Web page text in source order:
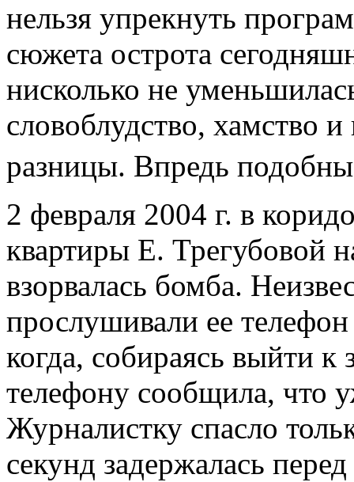
нельзя упрекнуть
сюжета острота
нисколько не
словоблудство, хамство
разницы. Впредь
2 февраля 2004 г. в
квартиры Е. Трегубовой
взорвалась бомба.
прослушивали ее
когда, собираясь выйти к
телефону сообщила, что
Журналистку спасло
секунд задержалась